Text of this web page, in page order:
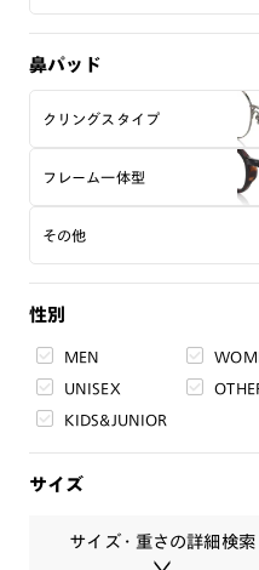
鼻パッド
クリングスタイプ
フレーム一体型
その他
性別
MEN
UNISEX
KIDS&JUNIOR
サイズ
サイズ・重さの詳細検索